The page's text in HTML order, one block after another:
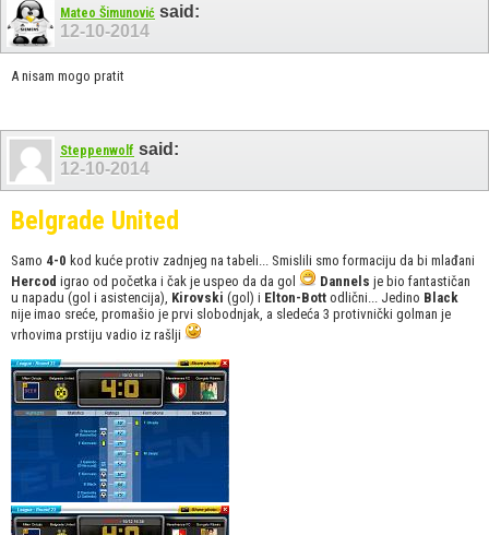
Mateo Šimunović said:
12-10-2014
A nisam mogo pratit
Steppenwolf said:
12-10-2014
Belgrade United
Samo 4-0 kod kuće protiv zadnjeg na tabeli... Smislili smo formaciju da bi mlađani
Hercod igrao od početka i čak je uspeo da da gol Dannels je bio fantastičan
u napadu (gol i asistencija), Kirovski (gol) i Elton-Bott odlični... Jedino Black
nije imao sreće, promašio je prvi slobodnjak, a sledeća 3 protivnički golman je
vrhovima prstiju vadio iz rašlji